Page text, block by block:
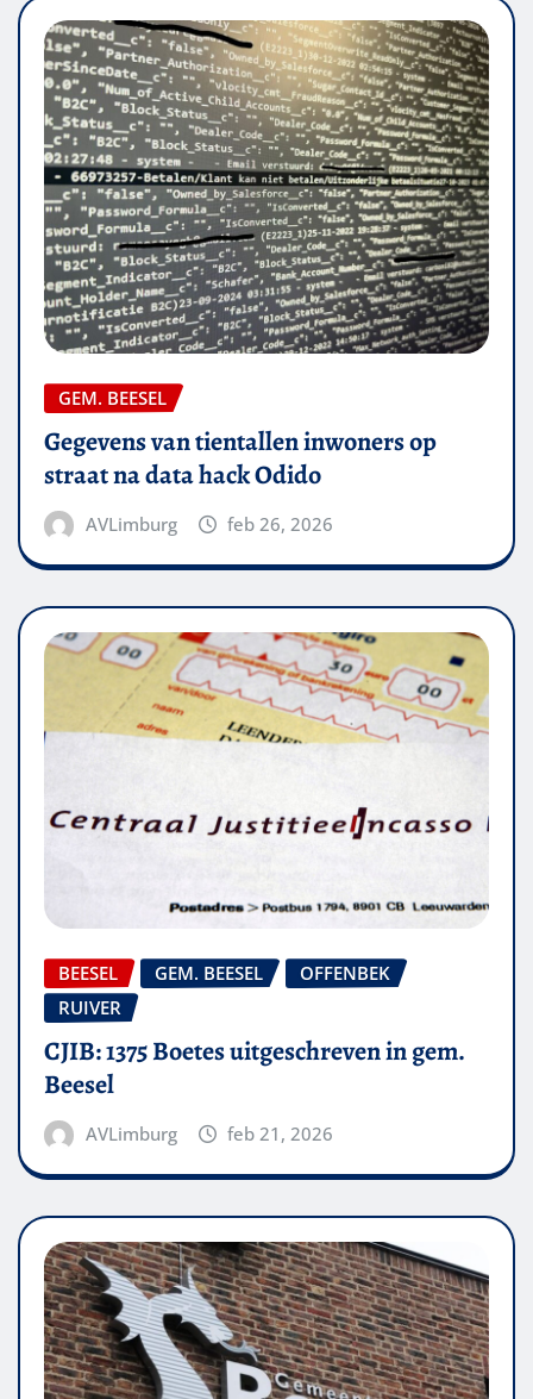
GEM. BEESEL
Gegevens van tientallen inwoners op
straat na data hack Odido
AVLimburg feb 26, 2026
BEESEL GEM. BEESEL
OFFENBEK
RUIVER
CJIB: 1375 Boetes uitgeschreven in gem.
Beesel
AVLimburg feb 21, 2026